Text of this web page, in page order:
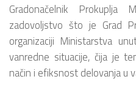
Gradonačelnik Prokuplja
zadovoljstvo što je Grad
organizaciji Ministarstva
vanredne situacije, čija je
način i efiksnost delovanja u